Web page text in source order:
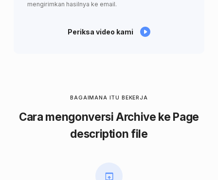
mengirimkan hasilnya ke email.
Periksa video kami
BAGAIMANA ITU BEKERJA
Cara mengonversi Archive ke Page
description file